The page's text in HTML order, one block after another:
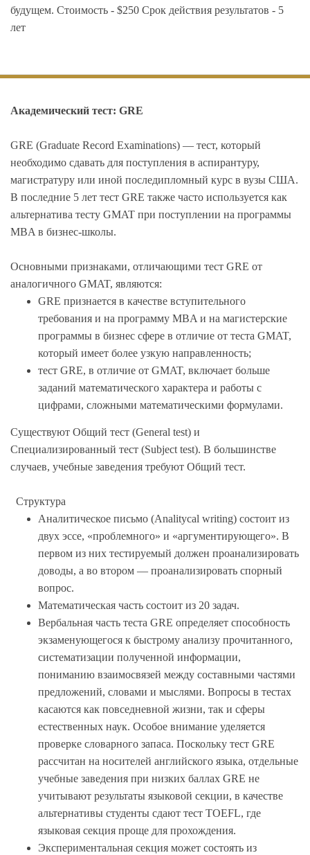
будущем. Стоимость - $250 Срок действия результатов - 5
лет
Академический тест: GRE
GRE (Graduate Record Examinations) — тест, который
необходимо сдавать для поступления в аспирантуру,
магистратуру или иной последипломный курс в вузы США.
В последние 5 лет тест GRE также часто используется как
альтернатива тесту GMAT при поступлении на программы
MBA в бизнес-школы.
Основными признаками, отличающими тест GRE от
аналогичного GMAT, являются:
GRE признается в качестве вступительного
требования и на программу MBA и на магистерские
программы в бизнес сфере в отличие от теста GMAT,
который имеет более узкую направленность;
тест GRE, в отличие от GMAT, включает больше
заданий математического характера и работы с
цифрами, сложными математическими формулами.
Существуют Общий тест (General test) и
Специализированный тест (Subject test). В большинстве
случаев, учебные заведения требуют Общий тест.
Структура
Аналитическое письмо (Analitycal writing) состоит из
двух эссе, «проблемного» и «аргументирующего». В
первом из них тестируемый должен проанализировать
доводы, а во втором — проанализировать спорный
вопрос.
Математическая часть состоит из 20 задач.
Вербальная часть теста GRE определяет способность
экзаменующегося к быстрому анализу прочитанного,
систематизации полученной информации,
пониманию взаимосвязей между составными частями
предложений, словами и мыслями. Вопросы в тестах
касаются как повседневной жизни, так и сферы
естественных наук. Особое внимание уделяется
проверке словарного запаса. Поскольку тест GRE
рассчитан на носителей английского языка, отдельные
учебные заведения при низких баллах GRE не
учитывают результаты языковой секции, в качестве
альтернативы студенты сдают тест TOEFL, где
языковая секция проще для прохождения.
Экспериментальная секция может состоять из